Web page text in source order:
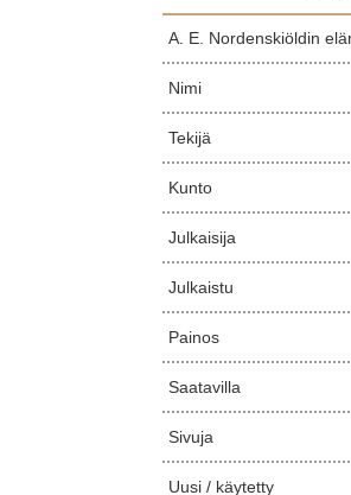
A. E. Nordenskiöldin
Nimi
Tekijä
Kunto
Julkaisija
Julkaistu
Painos
Saatavilla
Sivuja
Uusi / käytetty